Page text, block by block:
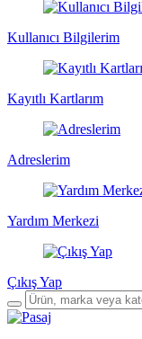
Kullanıcı Bilgilerim
Kayıtlı Kartlarım
Adreslerim
Yardım Merkezi
Çıkış Yap